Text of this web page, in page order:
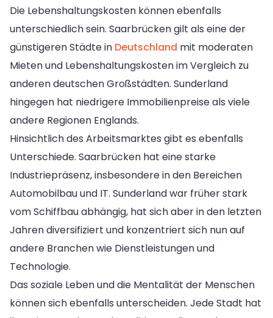
Die Lebenshaltungskosten können ebenfalls
unterschiedlich sein. Saarbrücken gilt als eine der
günstigeren Städte in Deutschland mit moderaten
Mieten und Lebenshaltungskosten im Vergleich zu
anderen deutschen Großstädten. Sunderland
hingegen hat niedrigere Immobilienpreise als viele
andere Regionen Englands.
Hinsichtlich des Arbeitsmarktes gibt es ebenfalls
Unterschiede. Saarbrücken hat eine starke
Industriepräsenz, insbesondere in den Bereichen
Automobilbau und IT. Sunderland war früher stark
vom Schiffbau abhängig, hat sich aber in den letzten
Jahren diversifiziert und konzentriert sich nun auf
andere Branchen wie Dienstleistungen und
Technologie.
Das soziale Leben und die Mentalität der Menschen
können sich ebenfalls unterscheiden. Jede Stadt hat